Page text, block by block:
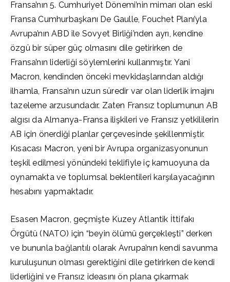
Fransa’nın 5. Cumhuriyet Dönemi’nin mimarı olan eski
Fransa Cumhurbaşkanı De Gaulle, Fouchet Planı’yla
Avrupa’nın ABD ile Sovyet Birliği’nden ayrı, kendine
özgü bir süper güç olmasını dile getirirken de
Fransa’nın liderliği söylemlerini kullanmıştır. Yani
Macron, kendinden önceki mevkidaşlarından aldığı
ilhamla, Fransa’nın uzun süredir var olan liderlik imajını
tazeleme arzusundadır. Zaten Fransız toplumunun AB
algısı da Almanya-Fransa ilişkileri ve Fransız yetkililerin
AB için önerdiği planlar çerçevesinde şekillenmiştir.
Kısacası Macron, yeni bir Avrupa organizasyonunun
teşkil edilmesi yönündeki teklifiyle iç kamuoyuna da
oynamakta ve toplumsal beklentileri karşılayacağının
hesabını yapmaktadır.
Esasen Macron, geçmişte Kuzey Atlantik İttifakı
Örgütü (NATO) için “beyin ölümü gerçekleşti” derken
ve bununla bağlantılı olarak Avrupa’nın kendi savunma
kuruluşunun olması gerektiğini dile getirirken de kendi
liderliğini ve Fransız ideasını ön plana çıkarmak